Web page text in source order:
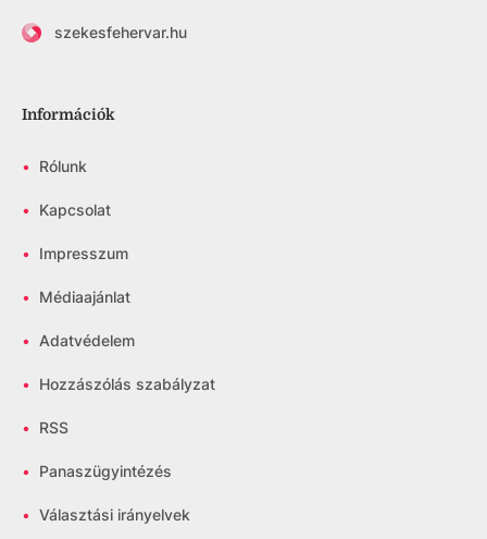
szekesfehervar.hu
Információk
• Rólunk
• Kapcsolat
• Impresszum
• Médiaajánlat
• Adatvédelem
• Hozzászólás szabályzat
• RSS
• Panaszügyintézés
• Választási irányelvek